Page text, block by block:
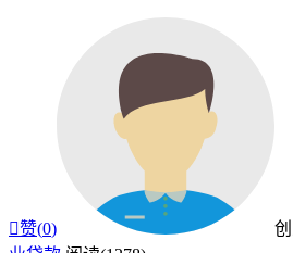
赞(0)